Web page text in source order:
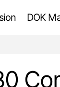
DOK